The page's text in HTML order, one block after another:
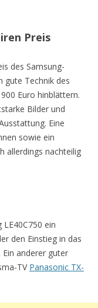
Preis
des Samsung-
gute Technik des
Euro hinblättern.
Bilder und
Eine
sowie ein
allerdings nachteilig
ein
den Einstieg in das
anderer guter
TV Panasonic TX-